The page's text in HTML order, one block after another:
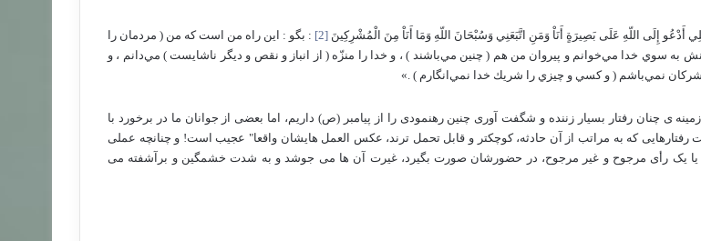
أَدْعُو إِلَى اللّهِ عَلَى بَصِيرَةٍ أَنَاْ وَمَنِ اتَّبَعَنِي وَسُبْحَانَ اللّهِ وَمَا أَنَاْ مِنَ الْمُشْرِكِينَ [2] :‏ بگو : اين راه من است كه من ( مردمان را
به سوي خدا مي‌خوانم و پيروان من هم ( چنين مي‌باشند ) ، و خدا را منزّه ( از انباز و نقص و ديگر ناشايست ) مي‌دانم ، و
نمي‌باشم ( و كسي و چيزي را شريك خدا نمي‌انگارم ) .»
زمینه ی چنان رفتار بسیار زننده و شگفت آوری چنین رهنمودی را از پیامبر (ص) داریم، اما بعضی از جوانان ما در برخورد با
رفتارهایی که به مراتب از آن حادثه، کوچکتر و قابل تحمل ترند، عکس العمل هایشان واقعا" عجیب است! و چنانچه عملی
یک رأی مرجوح و غیر مرجوح، در حضورشان صورت بگیرد، غیرت آن ها می جوشد و به شدت خشمگین و برآشفته می